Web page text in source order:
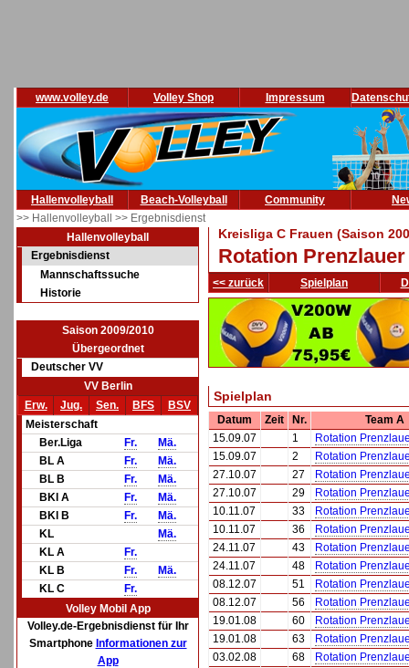
www.volley.de Volley Shop Impressum
Hallenvolleyball Beach-Volleyball Community
>> Hallenvolleyball >> Ergebnisdienst
Hallenvolleyball
Ergebnisdienst
Mannschaftssuche
Historie
Saison 2009/2010
Übergeordnet
Deutscher VV
VV Berlin
Erw.
Jug. Sen. BFS
BSV
Meisterschaft
Ber.Liga
Fr.
Mä.
BL A
Fr.
Mä.
BL B
Fr.
Mä.
BKl A
Fr.
Mä.
BKl B
Fr.
Mä.
KL
Mä.
KL A
Fr.
KL B
Fr.
Mä.
KL C
Fr.
Volley Mobil App
Volley.de-Ergebnisdienst für Ihr
Smartphone Informationen zur
App
Kreisliga C Frauen (Saison
Rotation
<< zurück Spielplan
Spielplan
Datum Zeit Nr.
Team A
15.09.07
1
Rotation
15.09.07
2
Rotation
27.10.07
27
Rotation
27.10.07
29
Rotation
10.11.07
33
Rotation
10.11.07
36
Rotation
24.11.07
43
Rotation
24.11.07
48
Rotation
08.12.07
51
Rotation
08.12.07
56
Rotation
19.01.08
60
Rotation
19.01.08
63
Rotation
03.02.08
68
Rotation